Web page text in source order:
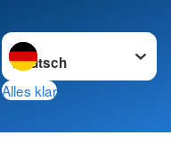
Sprache wechseln zu
Alles klar